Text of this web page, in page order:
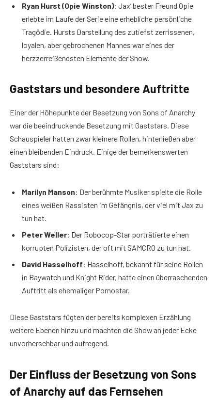
Ryan Hurst (Opie Winston): Jax‘ bester Freund Opie
erlebte im Laufe der Serie eine erhebliche persönliche
Tragödie. Hursts Darstellung des zutiefst zerrissenen,
loyalen, aber gebrochenen Mannes war eines der
herzzerreißendsten Elemente der Show.
Gaststars und besondere Auftritte
Einer der Höhepunkte der Besetzung von Sons of Anarchy
war die beeindruckende Besetzung mit Gaststars. Diese
Schauspieler hatten zwar kleinere Rollen, hinterließen aber
einen bleibenden Eindruck. Einige der bemerkenswerten
Gaststars sind:
Marilyn Manson: Der berühmte Musiker spielte die Rolle
eines weißen Rassisten im Gefängnis, der viel mit Jax zu
tun hat.
Peter Weller: Der Robocop-Star porträtierte einen
korrupten Polizisten, der oft mit SAMCRO zu tun hat.
David Hasselhoff: Hasselhoff, bekannt für seine Rollen
in Baywatch und Knight Rider, hatte einen überraschenden
Auftritt als ehemaliger Pornostar.
Diese Gaststars fügten der bereits komplexen Erzählung
weitere Ebenen hinzu und machten die Show an jeder Ecke
unvorhersehbar und aufregend.
Der Einfluss der Besetzung von Sons
of Anarchy auf das Fernsehen